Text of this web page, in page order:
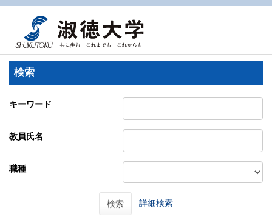
検索
キーワード
教員氏名
職種
検索 詳細検索